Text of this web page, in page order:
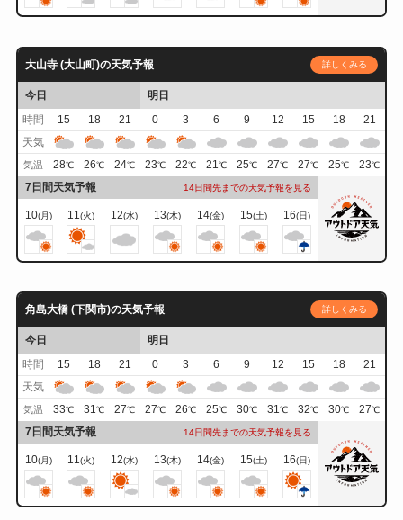
大山寺 (大山町)の天気予報 詳しくみる
今日
明日
時間
15 18 21 0 3 6 9 12 15 18
21
天気
気温 28℃ 26℃ 24℃ 23℃ 22℃ 21℃ 25℃ 27℃ 27℃ 25℃ 23℃
7日間天気予報 14日間先までの天気予報を見る
10(月) 11(火) 12(水) 13(木) 14(金) 15(土) 16(日)
角島大橋 (下関市)の天気予報 詳しくみる
今日
明日
時間
15 18 21 0 3 6 9 12 15 18
21
天気
気温 33℃ 31℃ 27℃ 27℃ 26℃ 25℃ 30℃ 31℃ 32℃ 30℃ 27℃
7日間天気予報 14日間先までの天気予報を見る
10(月) 11(火) 12(水) 13(木) 14(金) 15(土) 16(日)